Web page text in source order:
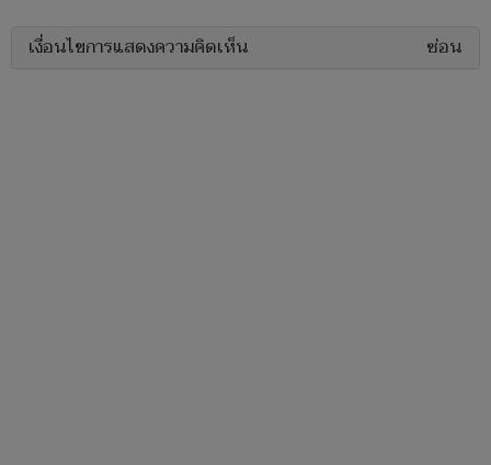
เงื่อนไขการแสดงความคิดเห็น ซ่อน